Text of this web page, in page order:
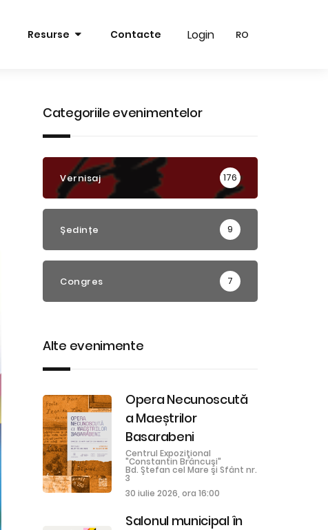
Login
Resurse Contacte Login RO
Categoriile evenimentelor
Vernisaj 176
Ședințe 9
Congres 7
Alte evenimente
Opera Necunoscută
a Maeștrilor
Basarabeni
Centrul Expoziţional
"Constantin Brâncuşi"
Bd. Ştefan cel Mare şi Sfânt nr.
3
30 iulie 2026, ora 16:00
Salonul municipal în